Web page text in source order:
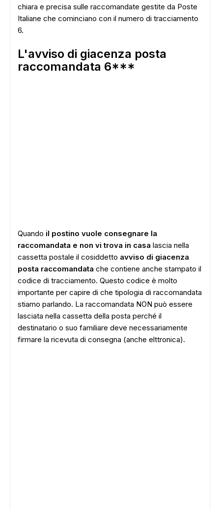
chiara e precisa sulle raccomandate gestite da Poste
Italiane che cominciano con il numero di tracciamento
6.
L'avviso di giacenza posta
raccomandata 6***
Quando il postino vuole consegnare la
raccomandata e non vi trova in casa lascia nella
cassetta postale il cosiddetto avviso di giacenza
posta raccomandata che contiene anche stampato il
codice di tracciamento. Questo codice è molto
importante per capire di che tipologia di raccomandata
stiamo parlando. La raccomandata NON può essere
lasciata nella cassetta della posta perché il
destinatario o suo familiare deve necessariamente
firmare la ricevuta di consegna (anche elttronica).